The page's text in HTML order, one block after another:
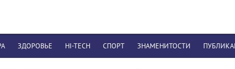
ЗДОРОВЬЕ HI-TECH СПОРТ ЗНАМЕНИТОСТИ